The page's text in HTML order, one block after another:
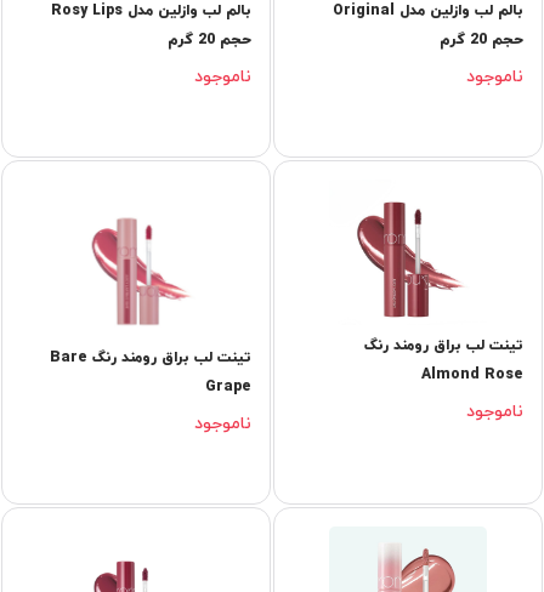
بالم لب وازلین مدل Original
حجم 20 گرم
ناموجود
بالم لب وازلین مدل Rosy Lips
حجم 20 گرم
ناموجود
تینت لب براق رومند رنگ
Almond Rose
ناموجود
تینت لب براق رومند رنگ Bare
Grape
ناموجود